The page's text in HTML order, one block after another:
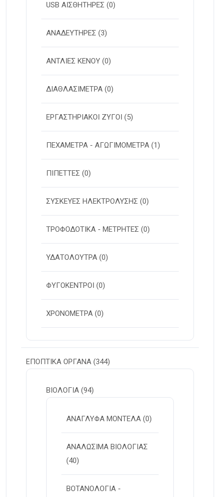
USB ΑΙΣΘΗΤΗΡΕΣ (0)
ΑΝΑΔΕΥΤΗΡΕΣ (3)
ΑΝΤΛΙΕΣ ΚΕΝΟΥ (0)
ΔΙΑΘΛΑΣΙΜΕΤΡΑ (0)
ΕΡΓΑΣΤΗΡΙΑΚΟΙ ΖΥΓΟΙ (5)
ΠΕΧΑΜΕΤΡΑ - ΑΓΩΓΙΜΟΜΕΤΡΑ (1)
ΠΙΠΕΤΤΕΣ (0)
ΣΥΣΚΕΥΕΣ ΗΛΕΚΤΡΟΛΥΣΗΣ (0)
ΤΡΟΦΟΔΟΤΙΚΑ - ΜΕΤΡΗΤΕΣ (0)
ΥΔΑΤΟΛΟΥΤΡΑ (0)
ΦΥΓΟΚΕΝΤΡΟΙ (0)
ΧΡΟΝΟΜΕΤΡΑ (0)
ΕΠΟΠΤΙΚΑ ΟΡΓΑΝΑ (344)
ΒΙΟΛΟΓΙΑ (94)
ΑΝΑΓΛΥΦΑ ΜΟΝΤΕΛΑ (0)
ΑΝΑΛΩΣΙΜΑ ΒΙΟΛΟΓΙΑΣ
(40)
ΒΟΤΑΝΟΛΟΓΙΑ -